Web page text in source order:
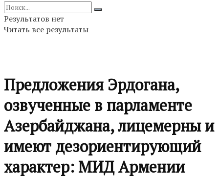
Результатов нет
Читать все результаты
Предложения Эрдогана,
озвученные в парламенте
Азербайджана, лицемерны и
имеют дезориентирующий
характер: МИД Армении